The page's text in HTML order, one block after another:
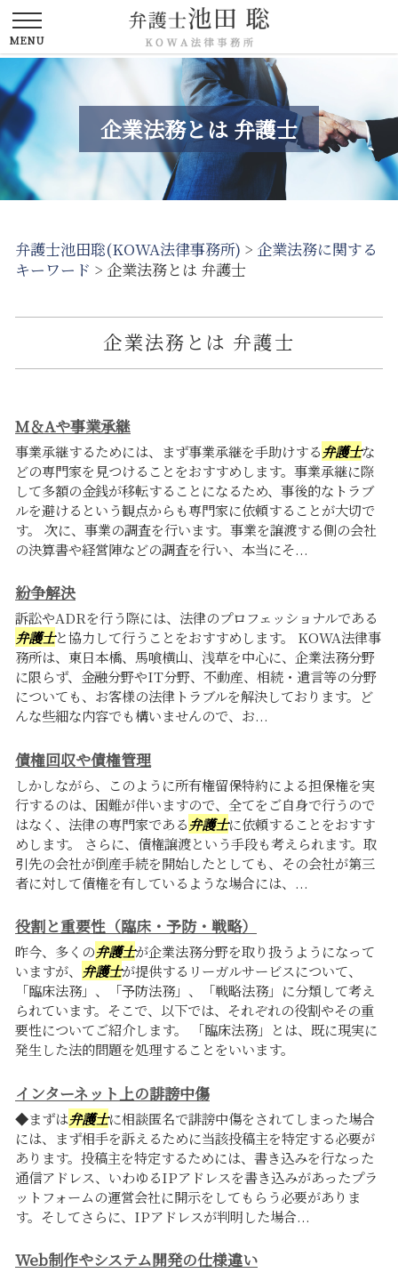
企業法務とは 弁護士
弁護士池田聡(KOWA法律事務所) > 企業法務に関する
キーワード > 企業法務とは 弁護士
企業法務とは 弁護士
M＆Aや事業承継
事業承継するためには、まず事業承継を手助けする弁護士な
どの専門家を見つけることをおすすめします。事業承継に際
して多額の金銭が移転することになるため、事後的なトラブ
ルを避けるという観点からも専門家に依頼することが大切で
す。 次に、事業の調査を行います。事業を譲渡する側の会社
の決算書や経営陣などの調査を行い、本当にそ...
紛争解決
訴訟やADRを行う際には、法律のプロフェッショナルである
弁護士と協力して行うことをおすすめします。 KOWA法律事
務所は、東日本橋、馬喰横山、浅草を中心に、企業法務分野
に限らず、金融分野やIT分野、不動産、相続・遺言等の分野
についても、お客様の法律トラブルを解決しております。ど
んな些細な内容でも構いませんので、お...
債権回収や債権管理
しかしながら、このように所有権留保特約による担保権を実
行するのは、困難が伴いますので、全てをご自身で行うので
はなく、法律の専門家である弁護士に依頼することをおすす
めします。 さらに、債権譲渡という手段も考えられます。取
引先の会社が倒産手続を開始したとしても、その会社が第三
者に対して債権を有しているような場合には、...
役割と重要性（臨床・予防・戦略）
昨今、多くの弁護士が企業法務分野を取り扱うようになって
いますが、 弁護士が提供するリーガルサービスについて、
「臨床法務」、「予防法務」、「戦略法務」に分類して考え
られています。そこで、以下では、それぞれの役割やその重
要性についてご紹介します。 「臨床法務」とは、既に現実に
発生した法的問題を処理することをいいます。
インターネット上の誹謗中傷
◆まずは弁護士に相談匿名で誹謗中傷をされてしまった場合
には、まず相手を訴えるために当該投稿主を特定する必要が
あります。投稿主を特定するためには、書き込みを行なった
通信アドレス、いわゆるIPアドレスを書き込みがあったプラ
ットフォームの運営会社に開示をしてもらう必要がありま
す。そしてさらに、IPアドレスが判明した場合...
Web制作やシステム開発の仕様違い